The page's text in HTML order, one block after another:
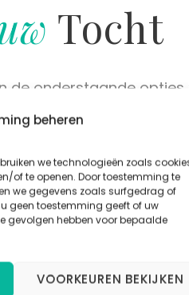
beheren
we technologieën zoals
of te openen. Door toestemming te
we gegevens zoals surfgedrag of
u geen toestemming geeft of uw
gevolgen hebben voor bepaalde
VOORKEUREN BEKIJKEN
Tocht
de onderstaande opties
8 Dagen
Loiredal 5-